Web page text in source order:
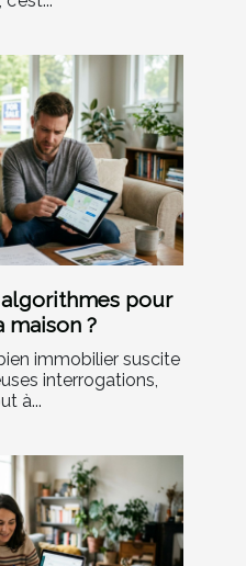
pour
maison ?
immobilier suscite
interrogations,
à...